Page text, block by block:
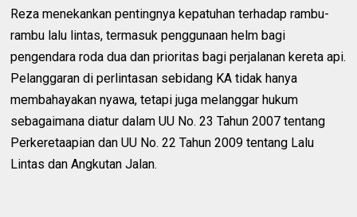
Reza menekankan pentingnya kepatuhan terhadap rambu-
rambu lalu lintas, termasuk penggunaan helm bagi
pengendara roda dua dan prioritas bagi perjalanan kereta api.
Pelanggaran di perlintasan sebidang KA tidak hanya
membahayakan nyawa, tetapi juga melanggar hukum
sebagaimana diatur dalam UU No. 23 Tahun 2007 tentang
Perkeretaapian dan UU No. 22 Tahun 2009 tentang Lalu
Lintas dan Angkutan Jalan.